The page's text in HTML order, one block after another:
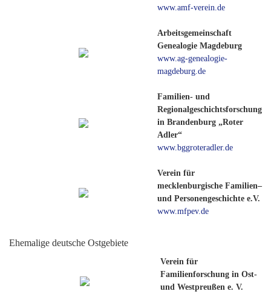
www.amf-verein.de
Arbeitsgemeinschaft
Genealogie Magdeburg
www.ag-genealogie-
magdeburg.de
Familien- und
Regionalgeschichtsforschung
in Brandenburg „Roter
Adler“
www.bggroteradler.de
Verein für
mecklenburgische Familien–
und Personengeschichte e.V.
www.mfpev.de
Ehemalige deutsche Ostgebiete
Verein für
Familienforschung in Ost-
und Westpreußen e. V.